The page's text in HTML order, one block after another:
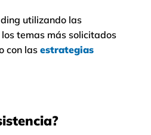
utilizando las
temas más solicitados
con las estrategias